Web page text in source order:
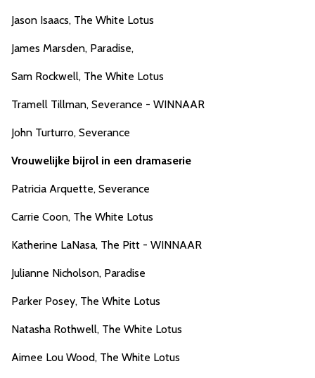
Jason Isaacs, The White Lotus
James Marsden, Paradise,
Sam Rockwell, The White Lotus
Tramell Tillman, Severance - WINNAAR
John Turturro, Severance
Vrouwelijke bijrol in een dramaserie
Patricia Arquette, Severance
Carrie Coon, The White Lotus
Katherine LaNasa, The Pitt - WINNAAR
Julianne Nicholson, Paradise
Parker Posey, The White Lotus
Natasha Rothwell, The White Lotus
Aimee Lou Wood, The White Lotus